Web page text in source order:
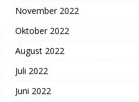
November 2022
Oktober 2022
August 2022
Juli 2022
Juni 2022